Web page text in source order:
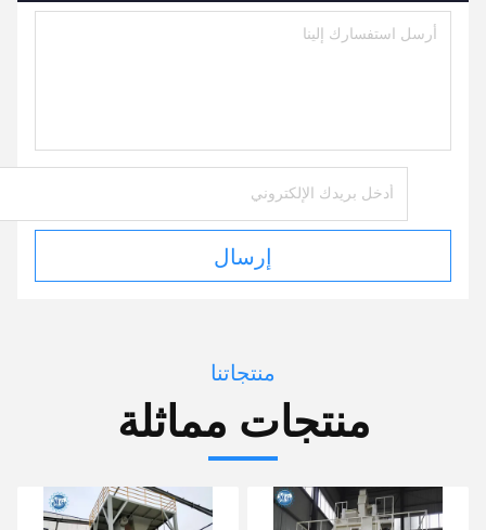
إرسال
منتجاتنا
منتجات مماثلة